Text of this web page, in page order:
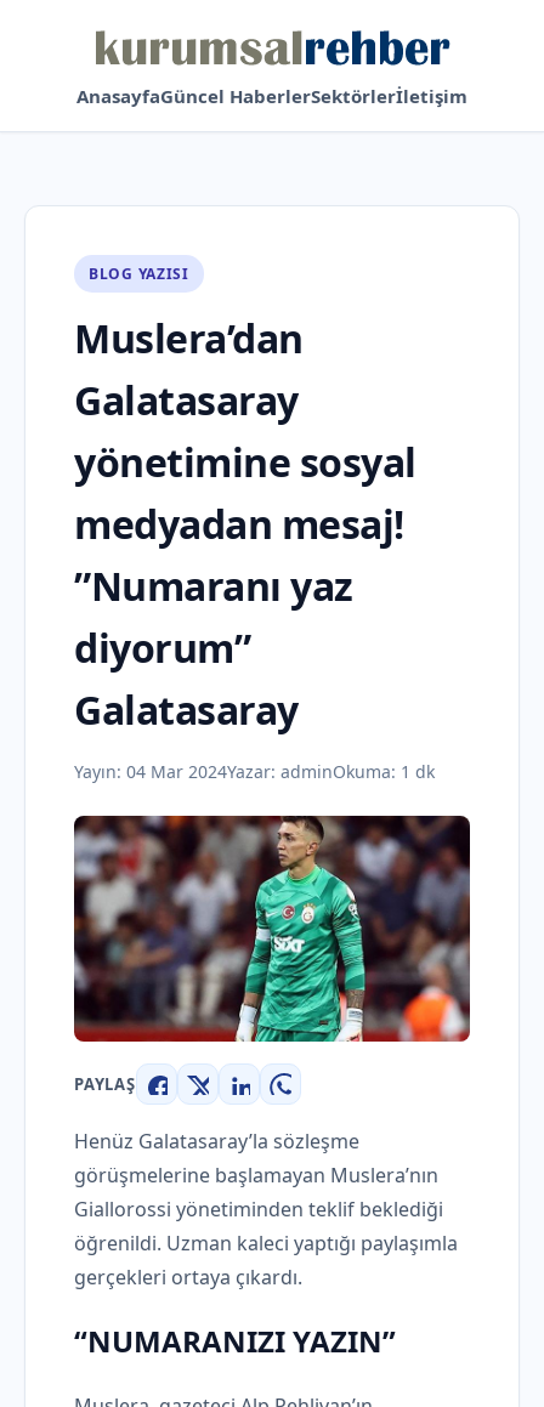
AnasayfaGüncel HaberlerSektörlerİletişim
BLOG YAZISI
Muslera’dan
Galatasaray
yönetimine sosyal
medyadan mesaj!
”Numaranı yaz
diyorum”
Galatasaray
Yayın: 04 Mar 2024Yazar: adminOkuma: 1 dk
PAYLAŞ
Facebook
X LinkedInWhatsApp
Henüz Galatasaray’la sözleşme
görüşmelerine başlamayan Muslera’nın
Giallorossi yönetiminden teklif beklediği
öğrenildi. Uzman kaleci yaptığı paylaşımla
gerçekleri ortaya çıkardı.
“NUMARANIZI YAZIN”